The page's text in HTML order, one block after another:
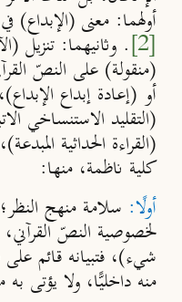
أولهما: معنى (الإبداع) في
[2]
. وثانيهما: تنزيل
(منقولة) على النصّ
أو (إعادة إبداع
(التقليد الاستنساخي
(القراءة الحداثية
كلية ناظمة، منها:
أولًا: سلامة منهج
لخصوصية النصّ
شيء)، فتبيانه قائم
منه داخليًّا، ولا يؤتى